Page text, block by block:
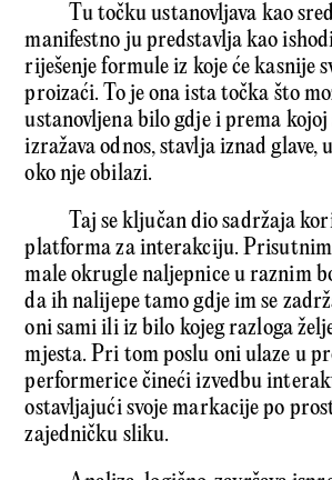
Tu točku ustanovljava kao
manifestno ju predstavlja kao
riješenje formule iz koje će kasnije
proizaći. To je ona ista točka što
ustanovljena bilo gdje i prema
izražava odnos, stavlja iznad
oko nje obilazi.
Taj se ključan dio sadržaja
platforma za interakciju.
male okrugle naljepnice u raznim
da ih nalijepe tamo gdje im se
oni sami ili iz bilo kojeg razloga
mjesta. Pri tom poslu oni ulaze u
performerice čineći izvedbu
ostavljajući svoje markacije po
zajedničku sliku.